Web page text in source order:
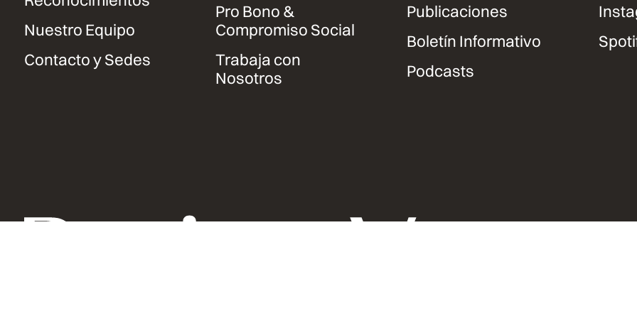
Nuestro Equipo
Contacto y Sedes
Pro Bono &
Compromiso Social
Trabaja con
Nosotros
Publicaciones
Boletín Informativo
Podcasts